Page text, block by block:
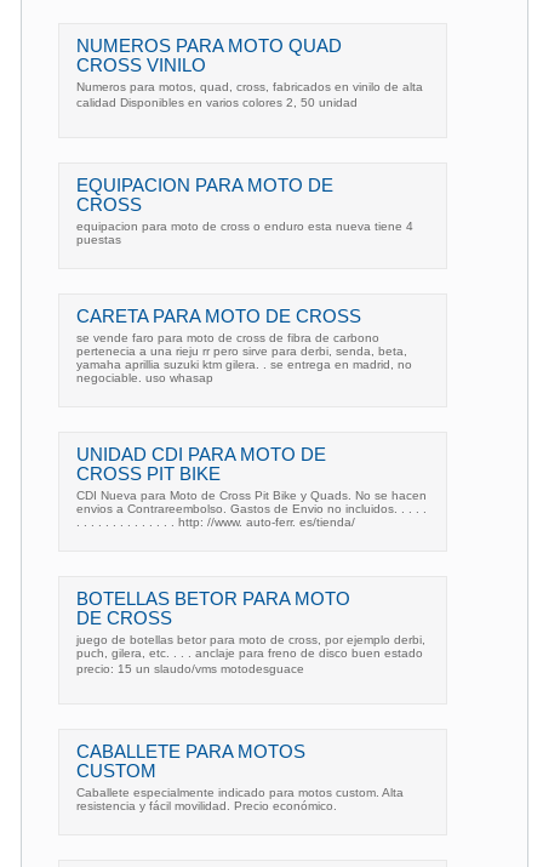
NUMEROS PARA MOTO QUAD
CROSS VINILO
Numeros para motos, quad, cross, fabricados en vinilo de alta
calidad Disponibles en varios colores 2, 50 unidad
EQUIPACION PARA MOTO DE
CROSS
equipacion para moto de cross o enduro esta nueva tiene 4
puestas
CARETA PARA MOTO DE CROSS
se vende faro para moto de cross de fibra de carbono
pertenecia a una rieju rr pero sirve para derbi, senda, beta,
yamaha aprillia suzuki ktm gilera. . se entrega en madrid, no
negociable. uso whasap
UNIDAD CDI PARA MOTO DE
CROSS PIT BIKE
CDI Nueva para Moto de Cross Pit Bike y Quads. No se hacen
envios a Contrareembolso. Gastos de Envio no incluidos. . . . .
. . . . . . . . . . . . . . http: //www. auto-ferr. es/tienda/
BOTELLAS BETOR PARA MOTO
DE CROSS
juego de botellas betor para moto de cross, por ejemplo derbi,
puch, gilera, etc. . . . anclaje para freno de disco buen estado
precio: 15 un slaudo/vms motodesguace
CABALLETE PARA MOTOS
CUSTOM
Caballete especialmente indicado para motos custom. Alta
resistencia y fácil movilidad. Precio económico.